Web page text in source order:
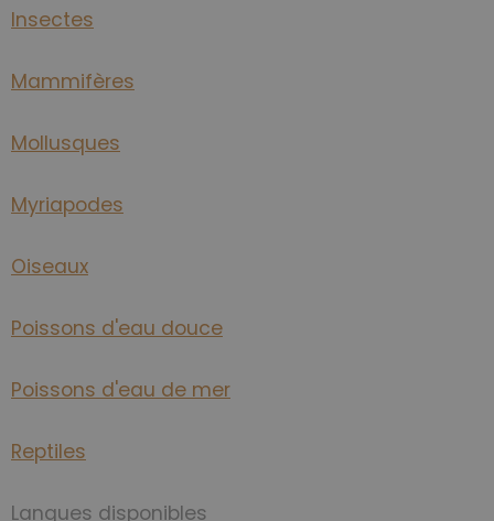
Insectes
Mammifères
Mollusques
Myriapodes
Oiseaux
Poissons d'eau douce
Poissons d'eau de mer
Reptiles
Langues disponibles